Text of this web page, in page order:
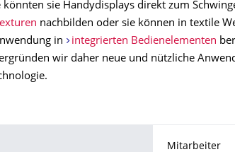
könnten sie Handydisplays direkt zum
nachbilden oder sie können in textile
in
integrierten Bedienelementen
wir daher neue und nützliche
Mitarbeiter